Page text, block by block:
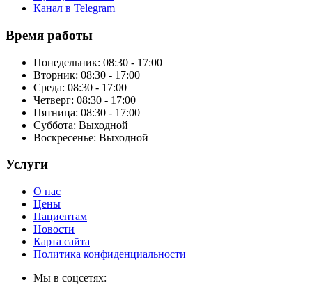
Канал в Telegram
Время работы
Понедельник: 08:30 - 17:00
Вторник: 08:30 - 17:00
Среда: 08:30 - 17:00
Четверг: 08:30 - 17:00
Пятница: 08:30 - 17:00
Суббота: Выходной
Воскресенье: Выходной
Услуги
О нас
Цены
Пациентам
Новости
Карта сайта
Политика конфиденциальности
Мы в соцсетях: